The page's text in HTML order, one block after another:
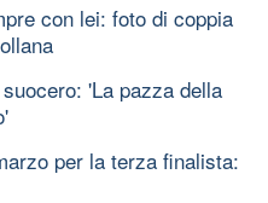
con lei: foto di coppia
'La pazza della
per la terza finalista: